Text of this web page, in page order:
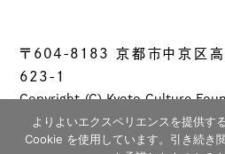
よりよいエクスペリエンスを提供す
Cookie を使用しています。引き続き
〒604-8183 京都市中京区高
623-1
Copyright (C) Kyoto Culture
Kyoto All rights reserved.